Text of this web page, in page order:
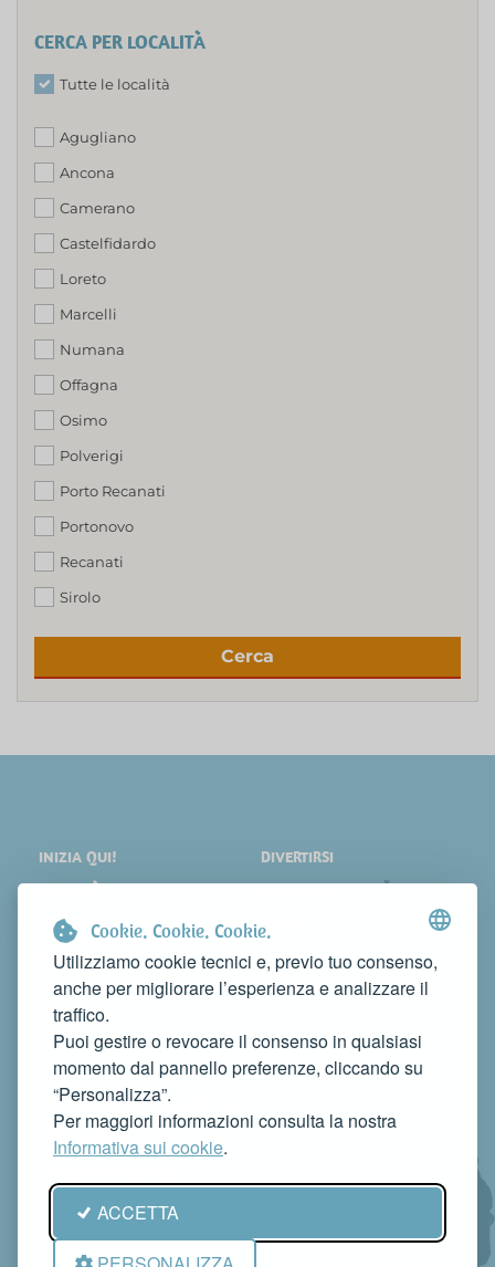
Cookie. Cookie. Cookie.
Utilizziamo cookie tecnici e, previo tuo consenso,
anche per migliorare l’esperienza e analizzare il
traffico.
Puoi gestire o revocare il consenso in qualsiasi
momento dal pannello preferenze, cliccando su
“Personalizza”.
Per maggiori informazioni consulta la nostra
Informativa sui cookie.
ACCETTA
CERCA PER LOCALITÀ
Tutte le località
Agugliano
Ancona
Camerano
Castelfidardo
Loreto
Marcelli
Numana
Offagna
Osimo
Polverigi
Porto Recanati
Portonovo
Recanati
Sirolo
Cerca
INIZIA QUI!
COSA VEDERE
DORMIRE
MANGIARE
DIVERTIRSI
EVENTI
NEWS
WEB TV
CONTATTI
FAI CONOSCERE LA TUA ATTIVITÀ
CONTATTACI PER PUBBLICARLA SU QUESTO SITO
info@rivieradelconero.tv
Privacy Policy